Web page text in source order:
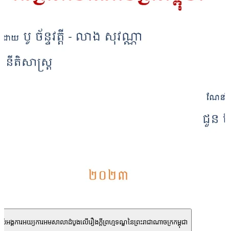
អង្គការអយ្យការអមសាលាដំបូងលើរឿងក្ដីព្រហ្មទណ្ឌនៃព្រះរាជាណាចក្រកម្ពុជា